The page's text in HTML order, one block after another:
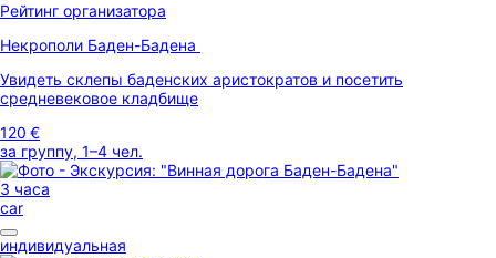
Рейтинг организатора
Некрополи Баден-Бадена
Увидеть склепы баденских аристократов и посетить
средневековое кладбище
120 €
за группу, 1–4 чел.
3 часа
car
индивидуальная